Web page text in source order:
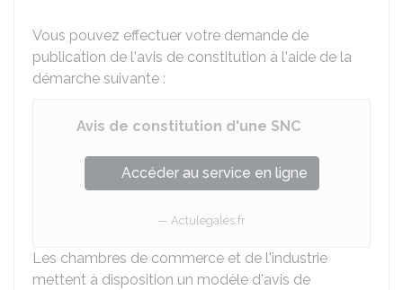
Vous pouvez effectuer votre demande de
publication de l'avis de constitution à l'aide de la
démarche suivante :
Avis de constitution d'une SNC
Accéder au service en ligne
Actulegales.fr
Les chambres de commerce et de l'industrie
mettent à disposition un modèle d'avis de